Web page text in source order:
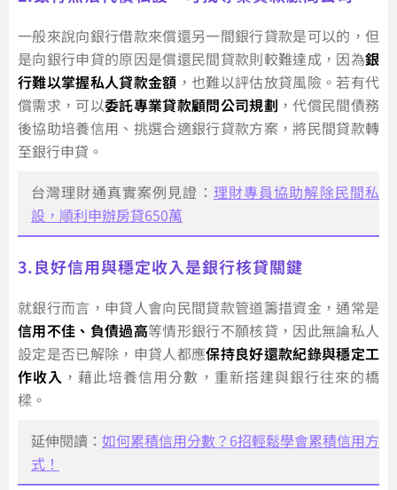
一般來說向銀行借款來償還另一間銀行貸款是可以的，但
是向銀行申貸的原因是償還民間貸款則較難達成，因為銀
行難以掌握私人貸款金額 ，也難以評估放貸風險。若有代
償需求，可以委託專業貸款顧問公司規劃 ，代償民間債務
後協助培養信用、挑選合適銀行貸款方案，將民間貸款轉
至銀行申貸。
台灣理財通真實案例見證： 理財專員協助解除民間私
設，順利申辦房貸650萬
3.良好信用與穩定收入是銀行核貸關鍵
就銀行而言，申貸人會向民間貸款管道籌措資金，通常是
信用不佳、負債過高等情形銀行不願核貸，因此無論私人
設定是否已解除，申貸人都應保持良好還款紀錄與穩定工
作收入 ，藉此培養信用分數，重新搭建與銀行往來的橋
樑。
延伸閱讀： 如何累積信用分數？6招輕鬆學會累積信用方
式！